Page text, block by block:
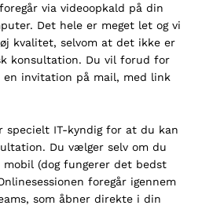
via videoopkald på din
Det hele er meget let og vi
kvalitet, selvom at det ikke er
konsultation. Du vil forud for
en invitation på mail, med link
IT-kyndig for at du kan
Du vælger selv om du
(dog fungerer det bedst
foregår igennem
som åbner direkte i din